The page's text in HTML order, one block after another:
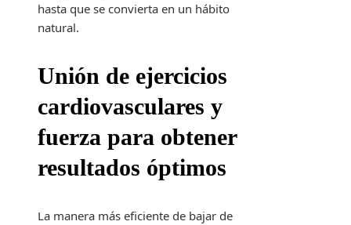
hasta que se convierta en un hábito
natural.
Unión de ejercicios
cardiovasculares y
fuerza para obtener
resultados óptimos
La manera más eficiente de bajar de